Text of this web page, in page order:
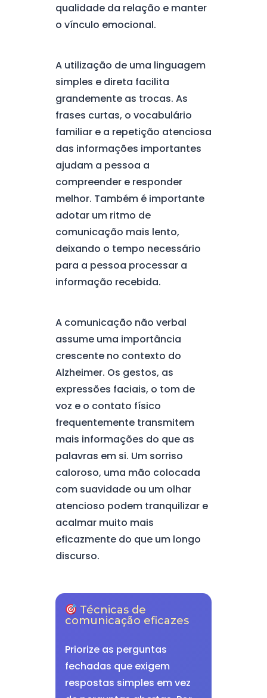
qualidade da relação e manter
o vínculo emocional.
A utilização de uma linguagem
simples e direta facilita
grandemente as trocas. As
frases curtas, o vocabulário
familiar e a repetição atenciosa
das informações importantes
ajudam a pessoa a
compreender e responder
melhor. Também é importante
adotar um ritmo de
comunicação mais lento,
deixando o tempo necessário
para a pessoa processar a
informação recebida.
A comunicação não verbal
assume uma importância
crescente no contexto do
Alzheimer. Os gestos, as
expressões faciais, o tom de
voz e o contato físico
frequentemente transmitem
mais informações do que as
palavras em si. Um sorriso
caloroso, uma mão colocada
com suavidade ou um olhar
atencioso podem tranquilizar e
acalmar muito mais
eficazmente do que um longo
discurso.
Técnicas de
comunicação eficazes
Priorize as perguntas
fechadas que exigem
respostas simples em vez